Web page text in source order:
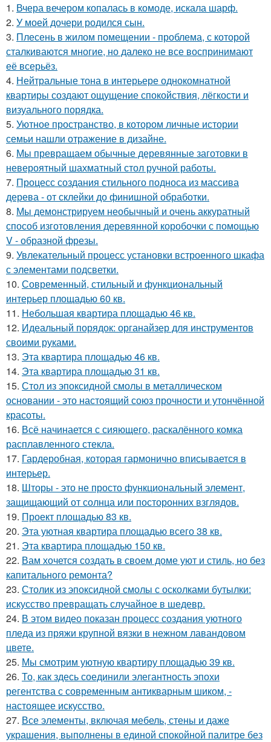
1. Вчера вечером копалась в комоде, искала шарф.
2. У моей дочери родился сын.
3. Плесень в жилом помещении - проблема, с которой
сталкиваются многие, но далеко не все воспринимают
её всерьёз.
4. Нейтральные тона в интерьере однокомнатной
квартиры создают ощущение спокойствия, лёгкости и
визуального порядка.
5. Уютное пространство, в котором личные истории
семьи нашли отражение в дизайне.
6. Мы превращаем обычные деревянные заготовки в
невероятный шахматный стол ручной работы.
7. Процесс создания стильного подноса из массива
дерева - от склейки до финишной обработки.
8. Мы демонстрируем необычный и очень аккуратный
способ изготовления деревянной коробочки с помощью
V - образной фрезы.
9. Увлекательный процесс установки встроенного шкафа
с элементами подсветки.
10. Современный, стильный и функциональный
интерьер площадью 60 кв.
11. Небольшая квартира площадью 46 кв.
12. Идеальный порядок: органайзер для инструментов
своими руками.
13. Эта квартира площадью 46 кв.
14. Эта квартира площадью 31 кв.
15. Стол из эпоксидной смолы в металлическом
основании - это настоящий союз прочности и утончённой
красоты.
16. Всё начинается с сияющего, раскалённого комка
расплавленного стекла.
17. Гардеробная, которая гармонично вписывается в
интерьер.
18. Шторы - это не просто функциональный элемент,
защищающий от солнца или посторонних взглядов.
19. Проект площадью 83 кв.
20. Эта уютная квартира площадью всего 38 кв.
21. Эта квартира площадью 150 кв.
22. Вам хочется создать в своем доме уют и стиль, но без
капитального ремонта?
23. Столик из эпоксидной смолы с осколками бутылки:
искусство превращать случайное в шедевр.
24. В этом видео показан процесс создания уютного
пледа из пряжи крупной вязки в нежном лавандовом
цвете.
25. Мы смотрим уютную квартиру площадью 39 кв.
26. То, как здесь соединили элегантность эпохи
регентства с современным антикварным шиком, -
настоящее искусство.
27. Все элементы, включая мебель, стены и даже
украшения, выполнены в единой спокойной палитре без